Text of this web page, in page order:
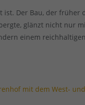
ist. Der Bau, der früher
glänzt nicht nur
einem